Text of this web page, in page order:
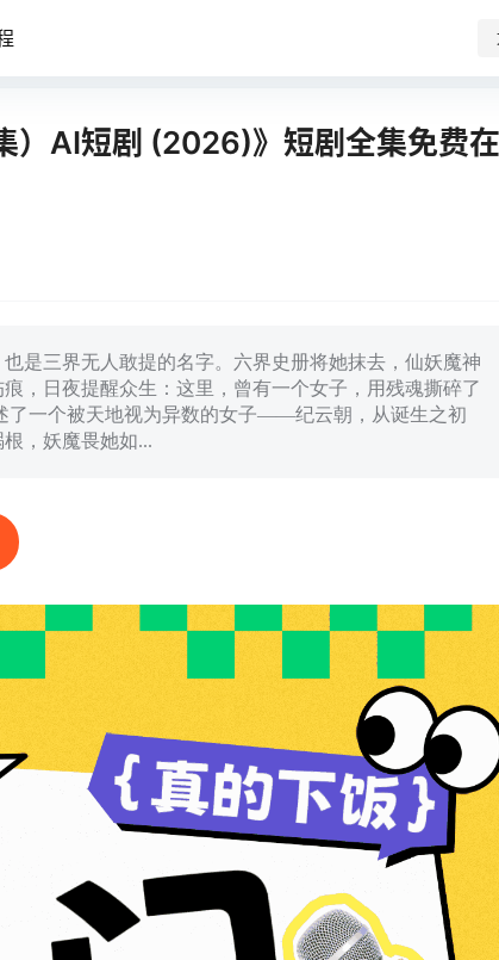
）AI短剧 (2026)》短剧全集免费在
是三界无人敢提的名字。六界史册将她抹去，仙妖魔神
，日夜提醒众生：这里，曾有一个女子，用残魂撕碎了
了一个被天地视为异数的女子——纪云朝，从诞生之初
，妖魔畏她如...